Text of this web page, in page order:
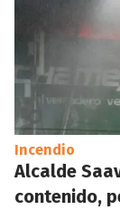
Incendio
Alcalde
contenido,